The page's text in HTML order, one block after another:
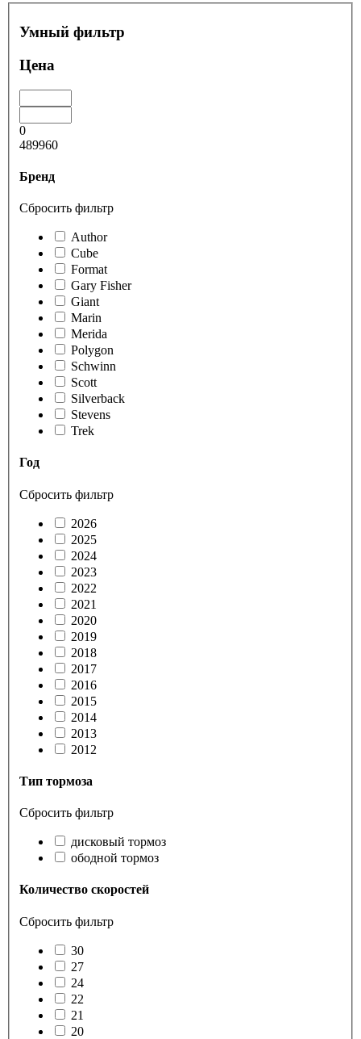
Умный фильтр
Цена
0
489960
Бренд
Сбросить фильтр
Author
Cube
Format
Gary Fisher
Giant
Marin
Merida
Polygon
Schwinn
Scott
Silverback
Stevens
Trek
Год
Сбросить фильтр
2026
2025
2024
2023
2022
2021
2020
2019
2018
2017
2016
2015
2014
2013
2012
Тип тормоза
Сбросить фильтр
дисковый тормоз
ободной тормоз
Количество скоростей
Сбросить фильтр
30
27
24
22
21
20